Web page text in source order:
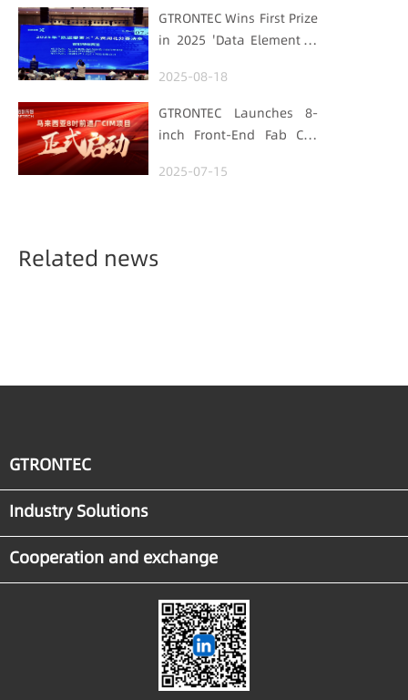
Strengthens
Semiconductor Quality
GTRONTEC Wins First Prize
in 2025 'Data Element ×'
Manufacturing Track
2025-08-18
GTRONTEC Launches 8-
inch Front-End Fab CIM
Empowering Global
2025-07-15
Related news
GTRONTEC
Industry Solutions
Cooperation and exchange